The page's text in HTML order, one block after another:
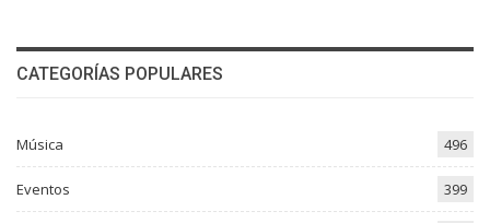
CATEGORÍAS POPULARES
Música 496
Eventos 399